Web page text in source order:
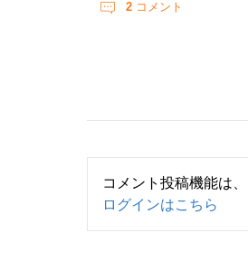
2 コメント
コメント投稿機能は
ログインはこちら